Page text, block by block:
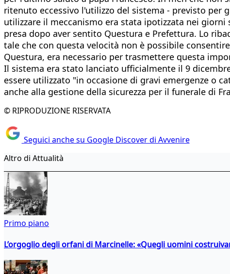
ritenuto eccessivo l'utilizzo del sistema - previsto
utilizzare il meccanismo era stata ipotizzata nei
presa dopo aver sentito Questura e Prefettura. Lo
tale che con questa velocità non è possibile
Questura, era necessario per trasmettere questa
Il sistema era stato lanciato ufficialmente il 9
essere utilizzato "in occasione di gravi emergenze o
anche alla gestione della sicurezza per il funerale di
© RIPRODUZIONE RISERVATA
Seguici anche su Google Discover di Avvenire
Altro di Attualità
Primo piano
L’orgoglio degli orfani di Marcinelle: «Quegli uomini